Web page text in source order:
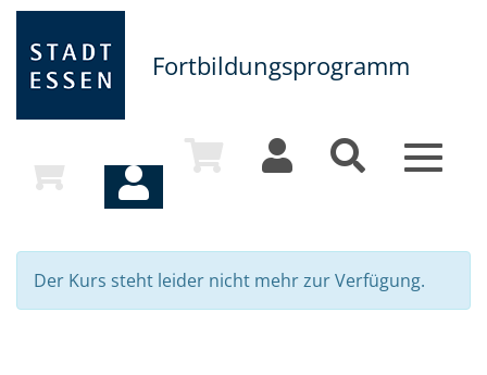
Fortbildungsprogramm
Toggle
Der Kurs steht leider nicht mehr zur Verfügung.